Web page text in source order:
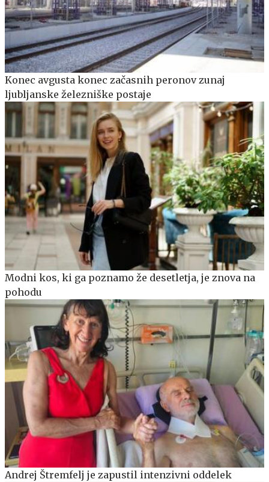
Konec avgusta konec začasnih peronov zunaj
ljubljanske železniške postaje
Modni kos, ki ga poznamo že desetletja, je znova na
pohodu
Andrej Štremfelj je zapustil intenzivni oddelek